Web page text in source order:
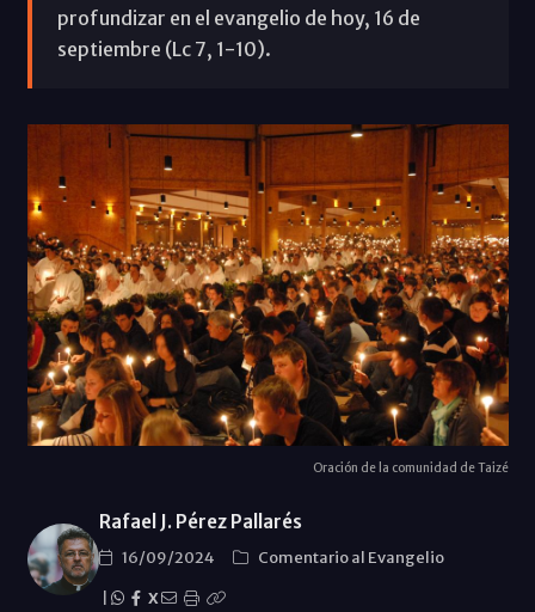
profundizar en el evangelio de hoy, 16 de
septiembre (Lc 7, 1-10).
Oración de la comunidad de Taizé
Rafael J. Pérez Pallarés
16/09/2024
Comentario al Evangelio
X